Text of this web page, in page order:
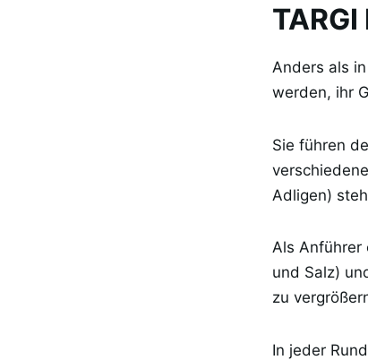
Anders als
werden, ihr
Sie führen
Adligen)
Als Anführer
und Salz)
zu
In jeder